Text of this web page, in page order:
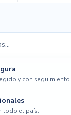
y con seguimiento.
todo el país.